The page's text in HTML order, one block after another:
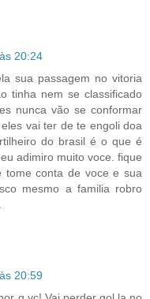
20:24
sua passagem no vitoria
tinha nem se classificado
nunca vão se conformar
vai ter de te engoli doa
do brasil é o que é
adimiro muito voce. fique
tome conta de voce e sua
mesmo a familia robro
20:59